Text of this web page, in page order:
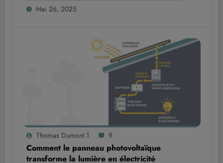
Mai 26, 2025
Thomas Dumont.1 9
Comment le panneau photovoltaïque
transforme la lumière en électricité